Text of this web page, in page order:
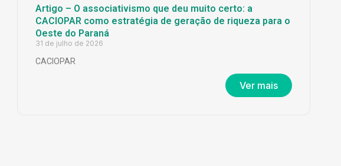
Artigo – O associativismo que deu muito certo: a
CACIOPAR como estratégia de geração de riqueza para o
Oeste do Paraná
31 de julho de 2026
CACIOPAR
Ver mais